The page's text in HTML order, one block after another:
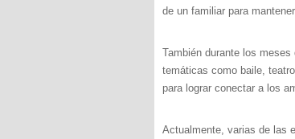
de un familiar para
También durante los
temáticas como baile,
para lograr conectar a los
Actualmente, varias de las